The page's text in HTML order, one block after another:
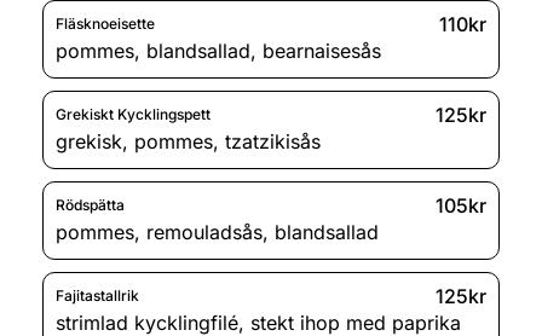
Fläsknoeisette
110kr
pommes, blandsallad, bearnaisesås
Grekiskt Kycklingspett
125kr
grekisk, pommes, tzatzikisås
Rödspätta
105kr
pommes, remouladsås, blandsallad
Fajitastallrik
125kr
strimlad kycklingfilé, stekt ihop med paprika